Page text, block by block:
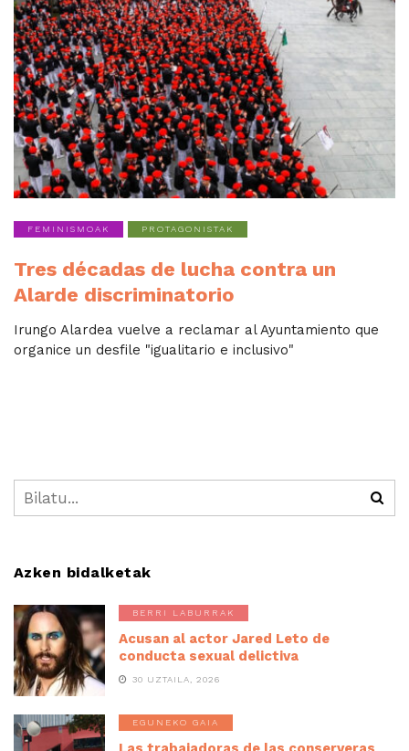
FEMINISMOAK PROTAGONISTAK
Tres décadas de lucha contra un
Alarde discriminatorio
Irungo Alardea vuelve a reclamar al Ayuntamiento que
organice un desfile "igualitario e inclusivo"
Azken bidalketak
BERRI LABURRAK
Acusan al actor Jared Leto de
conducta sexual delictiva
30 UZTAILA, 2026
EGUNEKO GAIA